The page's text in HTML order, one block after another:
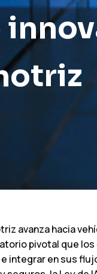
avanza hacia
pivotal que
integrar en sus